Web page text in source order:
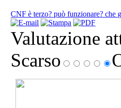
CNF è terzo? può funzionare? che
Valutazione
Scarso